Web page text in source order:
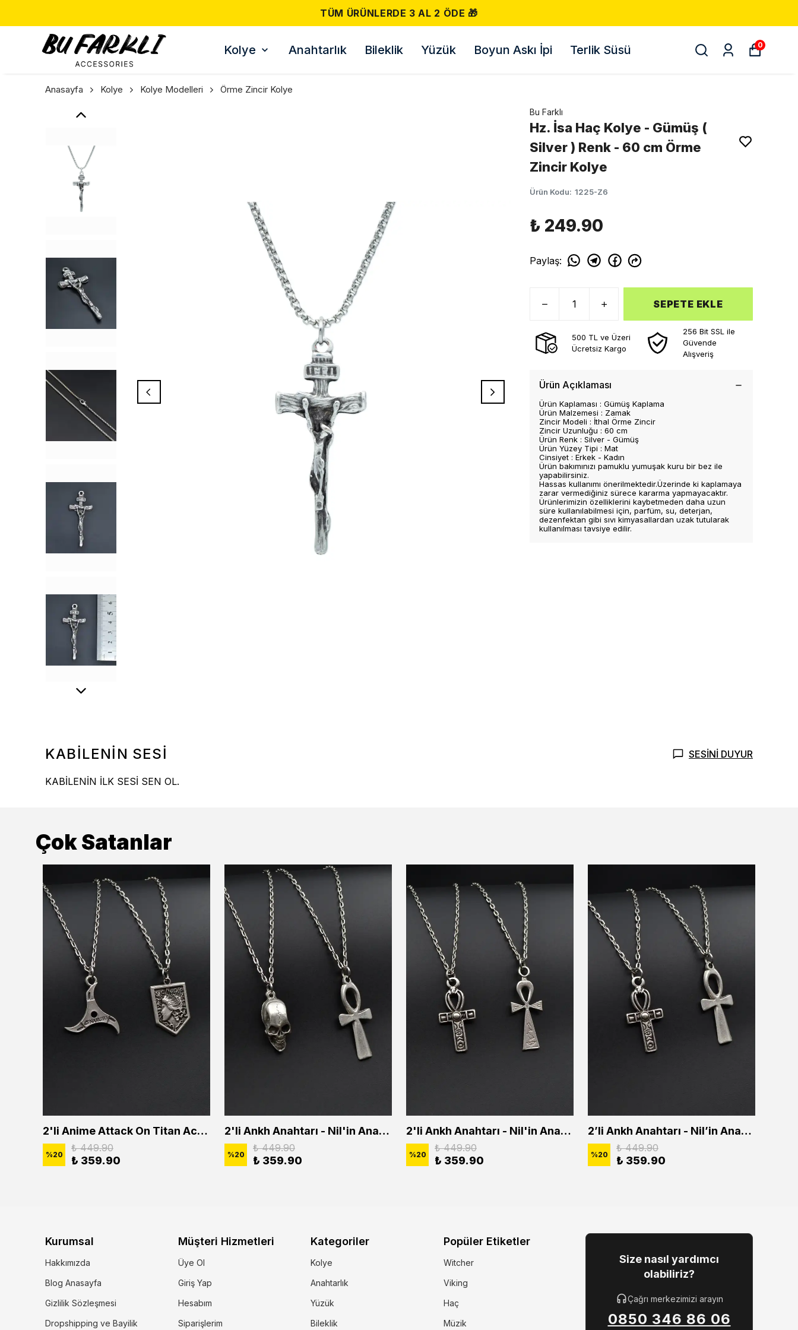
TÜM ÜRÜNLERDE 3 AL 2 ÖDE 🎁
Kolye Anahtarlık Bileklik Yüzük Boyun Askı İpi Terlik Süsü 0
Anasayfa Kolye Kolye Modelleri Örme Zincir Kolye
Bu Farklı
Hz. İsa Haç Kolye - Gümüş (
Silver ) Renk - 60 cm Örme
Zincir Kolye
Ürün Kodu: 1225-Z6
₺ 249.90
Paylaş:
SEPETE EKLE
500 TL ve Üzeri
Ücretsiz Kargo
256 Bit SSL ile
Güvende
Alışveriş
Ürün Açıklaması
Ürün Kaplaması : Gümüş Kaplama
Ürün Malzemesi : Zamak
Zincir Modeli : İthal Örme Zincir
Zincir Uzunluğu : 60 cm
Ürün Renk : Silver - Gümüş
Ürün Yüzey Tipi : Mat
Cinsiyet : Erkek - Kadın
Ürün bakımınızı pamuklu yumuşak kuru bir bez ile
yapabilirsiniz.
Hassas kullanımı önerilmektedir.Üzerinde ki kaplamaya
zarar vermediğiniz sürece kararma yapmayacaktır.
Ürünlerimizin özelliklerini kaybetmeden daha uzun
süre kullanılabilmesi için, parfüm, su, deterjan,
dezenfektan gibi sıvı kimyasallardan uzak tutularak
kullanılması tavsiye edilir.
KABİLENİN SESİ SESİNİ DUYUR
KABİLENİN İLK SESİ SEN OL.
Çok Satanlar
2'li Anime Attack On Titan Acrylic Maria Anime Naruto Erkek Kadın Kolye Seti
%20
₺ 449.90
₺ 359.90
2'li Ankh Anahtarı - Nil'in Anahtarı - Kuru Kafa Erkek Kadın Kolye Seti
%20
₺ 449.90
₺ 359.90
2'li Ankh Anahtarı - Nil'in Anahtarı Erkek Kadın Kolye Seti
%20
₺ 449.90
₺ 359.90
2’li Ankh Anahtarı - Nil’in Anahtarı Erkek Kadın Kolye Seti
%20
₺ 449.90
₺ 359.90
Kurumsal
Hakkımızda
Blog Anasayfa
Gizlilik Sözleşmesi
Dropshipping ve Bayilik
Müşteri Hizmetleri
Üye Ol
Giriş Yap
Hesabım
Siparişlerim
Kategoriler
Kolye
Anahtarlık
Yüzük
Bileklik
Popüler Etiketler
Witcher
Viking
Haç
Müzik
Size nasıl yardımcı
olabiliriz?
Çağrı merkezimizi arayın
0850 346 86 06